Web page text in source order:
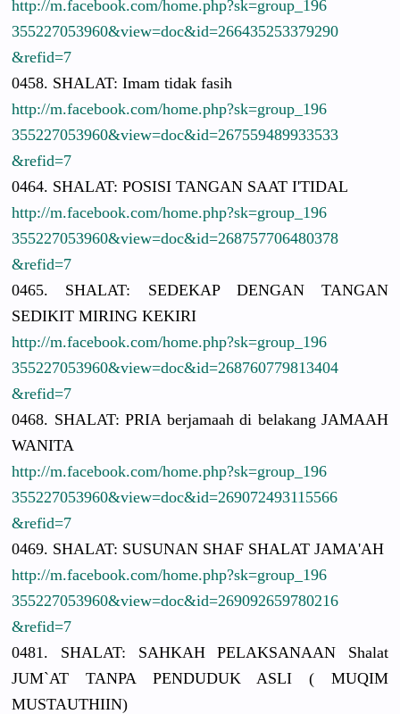
http://m.facebook.com/home.php?sk=group_196
355227053960&view=doc&id=266435253379290
&refid=7
0458. SHALAT: Imam tidak fasih
http://m.facebook.com/home.php?sk=group_196
355227053960&view=doc&id=267559489933533
&refid=7
0464. SHALAT: POSISI TANGAN SAAT I'TIDAL
http://m.facebook.com/home.php?sk=group_196
355227053960&view=doc&id=268757706480378
&refid=7
0465. SHALAT: SEDEKAP DENGAN TANGAN
SEDIKIT MIRING KEKIRI
http://m.facebook.com/home.php?sk=group_196
355227053960&view=doc&id=268760779813404
&refid=7
0468. SHALAT: PRIA berjamaah di belakang JAMAAH
WANITA
http://m.facebook.com/home.php?sk=group_196
355227053960&view=doc&id=269072493115566
&refid=7
0469. SHALAT: SUSUNAN SHAF SHALAT JAMA'AH
http://m.facebook.com/home.php?sk=group_196
355227053960&view=doc&id=269092659780216
&refid=7
0481. SHALAT: SAHKAH PELAKSANAAN Shalat
JUM`AT TANPA PENDUDUK ASLI ( MUQIM
MUSTAUTHIIN)